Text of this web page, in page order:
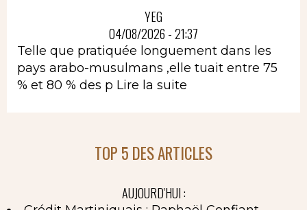
YEG
04/08/2026 - 21:37
Telle que pratiquée longuement dans les
pays arabo-musulmans ,elle tuait entre 75
% et 80 % des p Lire la suite
TOP 5 DES ARTICLES
AUJOURD'HUI :